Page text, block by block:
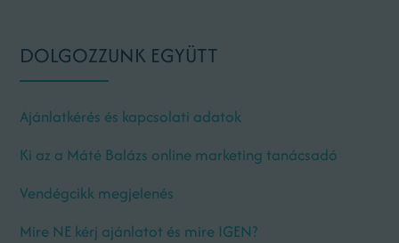
DOLGOZZUNK EGYÜTT
Ajánlatkérés és kapcsolati adatok
Ki az a Máté Balázs online marketing tanácsadó
Vendégcikk megjelenés
Mire NE kérj ajánlatot és mire IGEN?